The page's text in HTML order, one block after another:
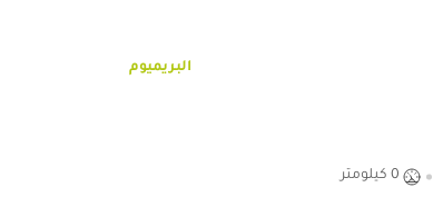
البريميوم
0 كيلومتر